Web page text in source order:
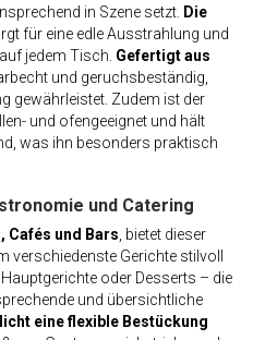
in Szene setzt. Die
für eine edle Ausstrahlung und
jedem Tisch. Gefertigt aus
und geruchsbeständig,
gewährleistet. Zudem ist der
und ofengeeignet und hält
was ihn besonders praktisch
und Catering
Cafés und Bars , bietet dieser
verschiedenste Gerichte stilvoll
oder Desserts – die
und übersichtliche
eine flexible Bestückung